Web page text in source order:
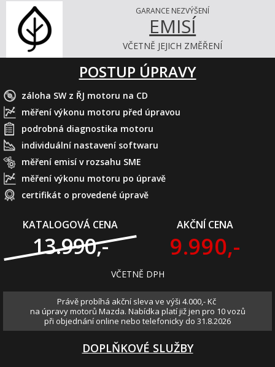
GARANCE NEZVÝŠENÍ
EMISÍ
VČETNĚ JEJICH ZMĚŘENÍ
POSTUP ÚPRAVY
záloha SW z ŘJ motoru na CD
měření výkonu motoru před úpravou
podrobná diagnostika motoru
individuální nastavení softwaru
měření emisí v rozsahu SME
měření výkonu motoru po úpravě
certifikát o provedené úpravě
KATALOGOVÁ CENA
13.990,-
AKČNÍ CENA
9.990,-
VČETNĚ DPH
Právě probíhá akční sleva ve výši 4.000,- Kč
na úpravy motorů Mazda. Nabídka platí již jen pro 10 vozů
při objednání online nebo telefonicky do 31.8.2026
DOPLŇKOVÉ SLUŽBY